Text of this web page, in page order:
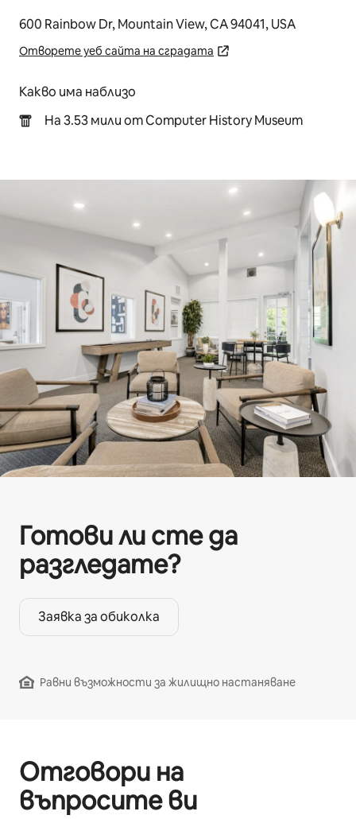
600 Rainbow Dr, Mountain View, CA 94041, USA
Отворете уеб сайта на сградата
Какво има наблизо
На 3.53 мили от Computer History Museum
Готови ли сте да
разгледате?
Заявка за обиколка
Равни възможности за жилищно настаняване
Отговори на
въпросите ви